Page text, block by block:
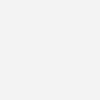
werden – bis Anfang
der
Mitgliedsbetriebe
ist allerdings auf EU-Seite
die Experten der
Trinkwasser